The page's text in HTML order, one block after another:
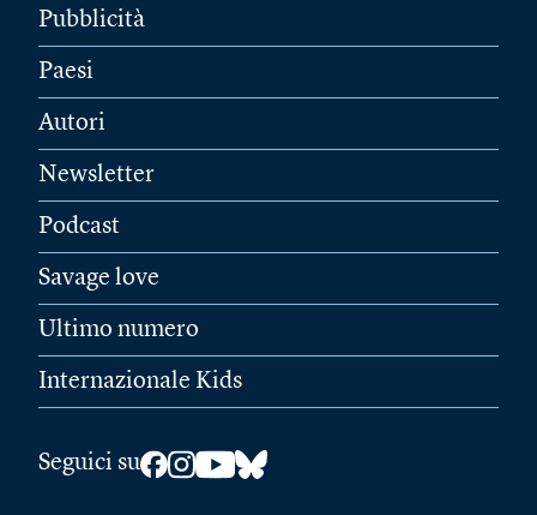
Pubblicità
Paesi
Autori
Newsletter
Podcast
Savage love
Ultimo numero
Internazionale Kids
Seguici su